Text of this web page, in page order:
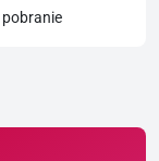
pobranie